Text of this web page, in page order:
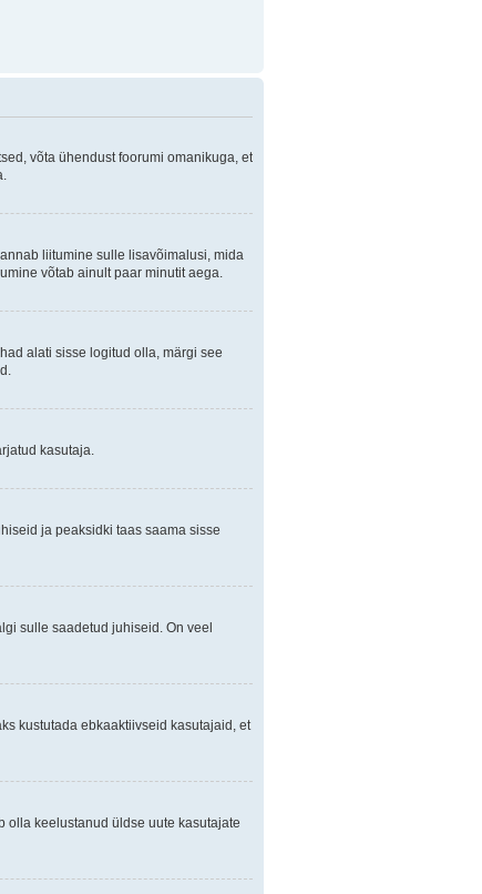
võta ühendust foorumi omanikuga, et
liitumine sulle lisavõimalusi, mida
võtab ainult paar minutit aega.
alati sisse logitud olla, märgi see
kasutaja.
ja peaksidki taas saama sisse
sulle saadetud juhiseid. On veel
kustutada ebkaaktiivseid kasutajaid, et
olla keelustanud üldse uute kasutajate